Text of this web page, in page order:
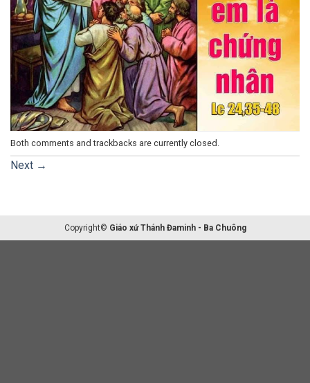
Both comments and trackbacks are currently closed.
Next →
Copyright© Giáo xứ Thánh Đaminh - Ba Chuông